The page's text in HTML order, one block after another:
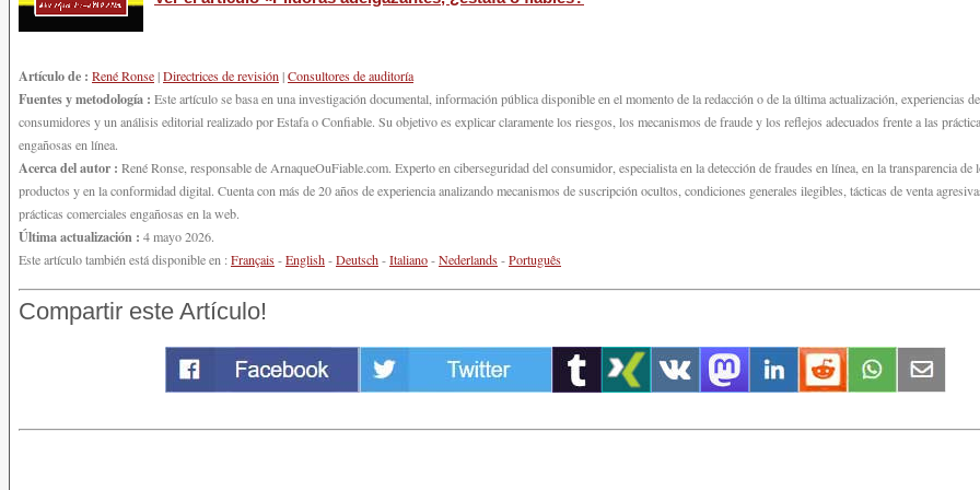
Artículo de : René Ronse|Directrices de revisión|Consultores de auditoría
Fuentes y metodología : Este artículo se basa en una investigación documental, información pública disponible en el momento de la redacción o de la última actualización, experiencias de
consumidores y un análisis editorial realizado por Estafa o Confiable. Su objetivo es explicar claramente los riesgos, los mecanismos de fraude y los reflejos adecuados frente a las
engañosas en línea.
Acerca del autor : René Ronse, responsable de ArnaqueOuFiable.com. Experto en ciberseguridad del consumidor, especialista en la detección de fraudes en línea, en la transparencia de
productos y en la conformidad digital. Cuenta con más de 20 años de experiencia analizando mecanismos de suscripción ocultos, condiciones generales ilegibles, tácticas de venta
prácticas comerciales engañosas en la web.
Última actualización : 4 mayo 2026.
Este artículo también está disponible en :Français-English-Deutsch-Italiano-Nederlands-Português
Compartir este Artículo!